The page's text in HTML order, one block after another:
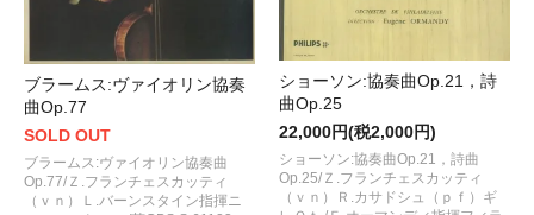
ブラームス:ヴァイオリン協奏
曲Op.77
SOLD OUT
ブラームス:ヴァイオリン協奏曲
Op.77/Ｚ.フランチェスカッティ
（ｖｎ）Ｌ.バーンスタイン指揮ニ
ショーソン:協奏曲Op.21，詩
曲Op.25
22,000円(税2,000円)
ショーソン:協奏曲Op.21，詩曲
Op.25/Ｚ.フランチェスカッティ
（ｖｎ）Ｒ.カサドシュ（ｐｆ）ギ